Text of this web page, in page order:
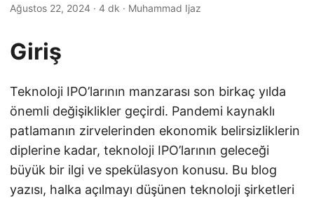
Ağustos 22, 2024 · 4 dk · Muhammad Ijaz
Giriş
Teknoloji IPO’larının manzarası son birkaç yılda
önemli değişiklikler geçirdi. Pandemi kaynaklı
patlamanın zirvelerinden ekonomik belirsizliklerin
diplerine kadar, teknoloji IPO’larının geleceği
büyük bir ilgi ve spekülasyon konusu. Bu blog
yazısı, halka açılmayı düşünen teknoloji şirketleri